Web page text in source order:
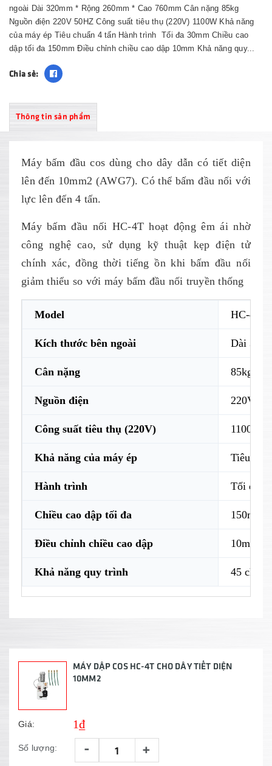
ngoài Dài 320mm * Rộng 260mm * Cao 760mm Cân nặng 85kg
Nguồn điện 220V 50HZ Công suất tiêu thụ (220V) 1100W Khả năng
của máy ép Tiêu chuẩn 4 tấn Hành trình Tối đa 30mm Chiều cao
dập tối đa 150mm Điều chỉnh chiều cao dập 10mm Khả năng quy...
Chia sẻ:
Thông tin sản phẩm
Máy bấm đầu cos dùng cho dây dẫn có tiết diện
lên đến 10mm2 (AWG7). Có thể bấm đầu nối với
lực lên đến 4 tấn.
Máy bấm đầu nối HC-4T hoạt động êm ái nhờ
công nghệ cao, sử dụng kỹ thuật kẹp điện tử
chính xác, đồng thời tiếng ồn khi bấm đầu nối
giảm thiểu so với máy bấm đầu nối truyền thống
Model HC-4T
Kích thước bên ngoài Dài
Cân nặng 85kg
Nguồn điện 220V
Công suất tiêu thụ (220V) 1100W
Khả năng của máy ép Tiêu
Hành trình Tối đa
Chiều cao dập tối đa 150mm
Điều chỉnh chiều cao dập 10mm
Khả năng quy trình 45
MÁY DẬP COS HC-4T CHO DÂY TIẾT DIỆN
10MM2
Giá: 1₫
Số lượng: - +